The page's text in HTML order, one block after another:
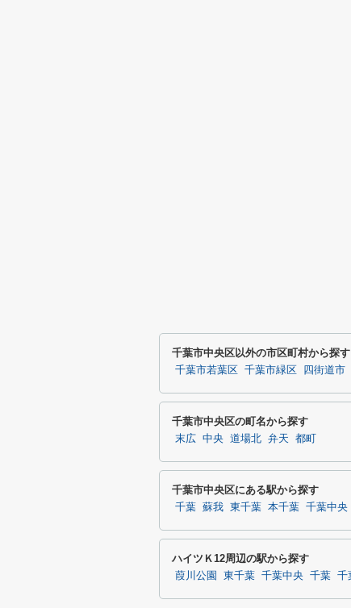
千葉市中央区以外の市区町村から探す
千葉市若葉区 千葉市緑区 四街道市
千葉市中央区の町名から探す
末広 中央 道場北 弁天 都町
千葉市中央区にある駅から探す
千葉 蘇我 東千葉 本千葉 千葉中央
ハイツＫ12周辺の駅から探す
葭川公園 東千葉 千葉中央 千葉 千